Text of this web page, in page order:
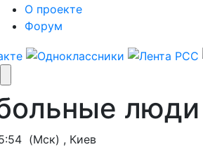
О проекте
Форум
люди
(Мск) , Киев